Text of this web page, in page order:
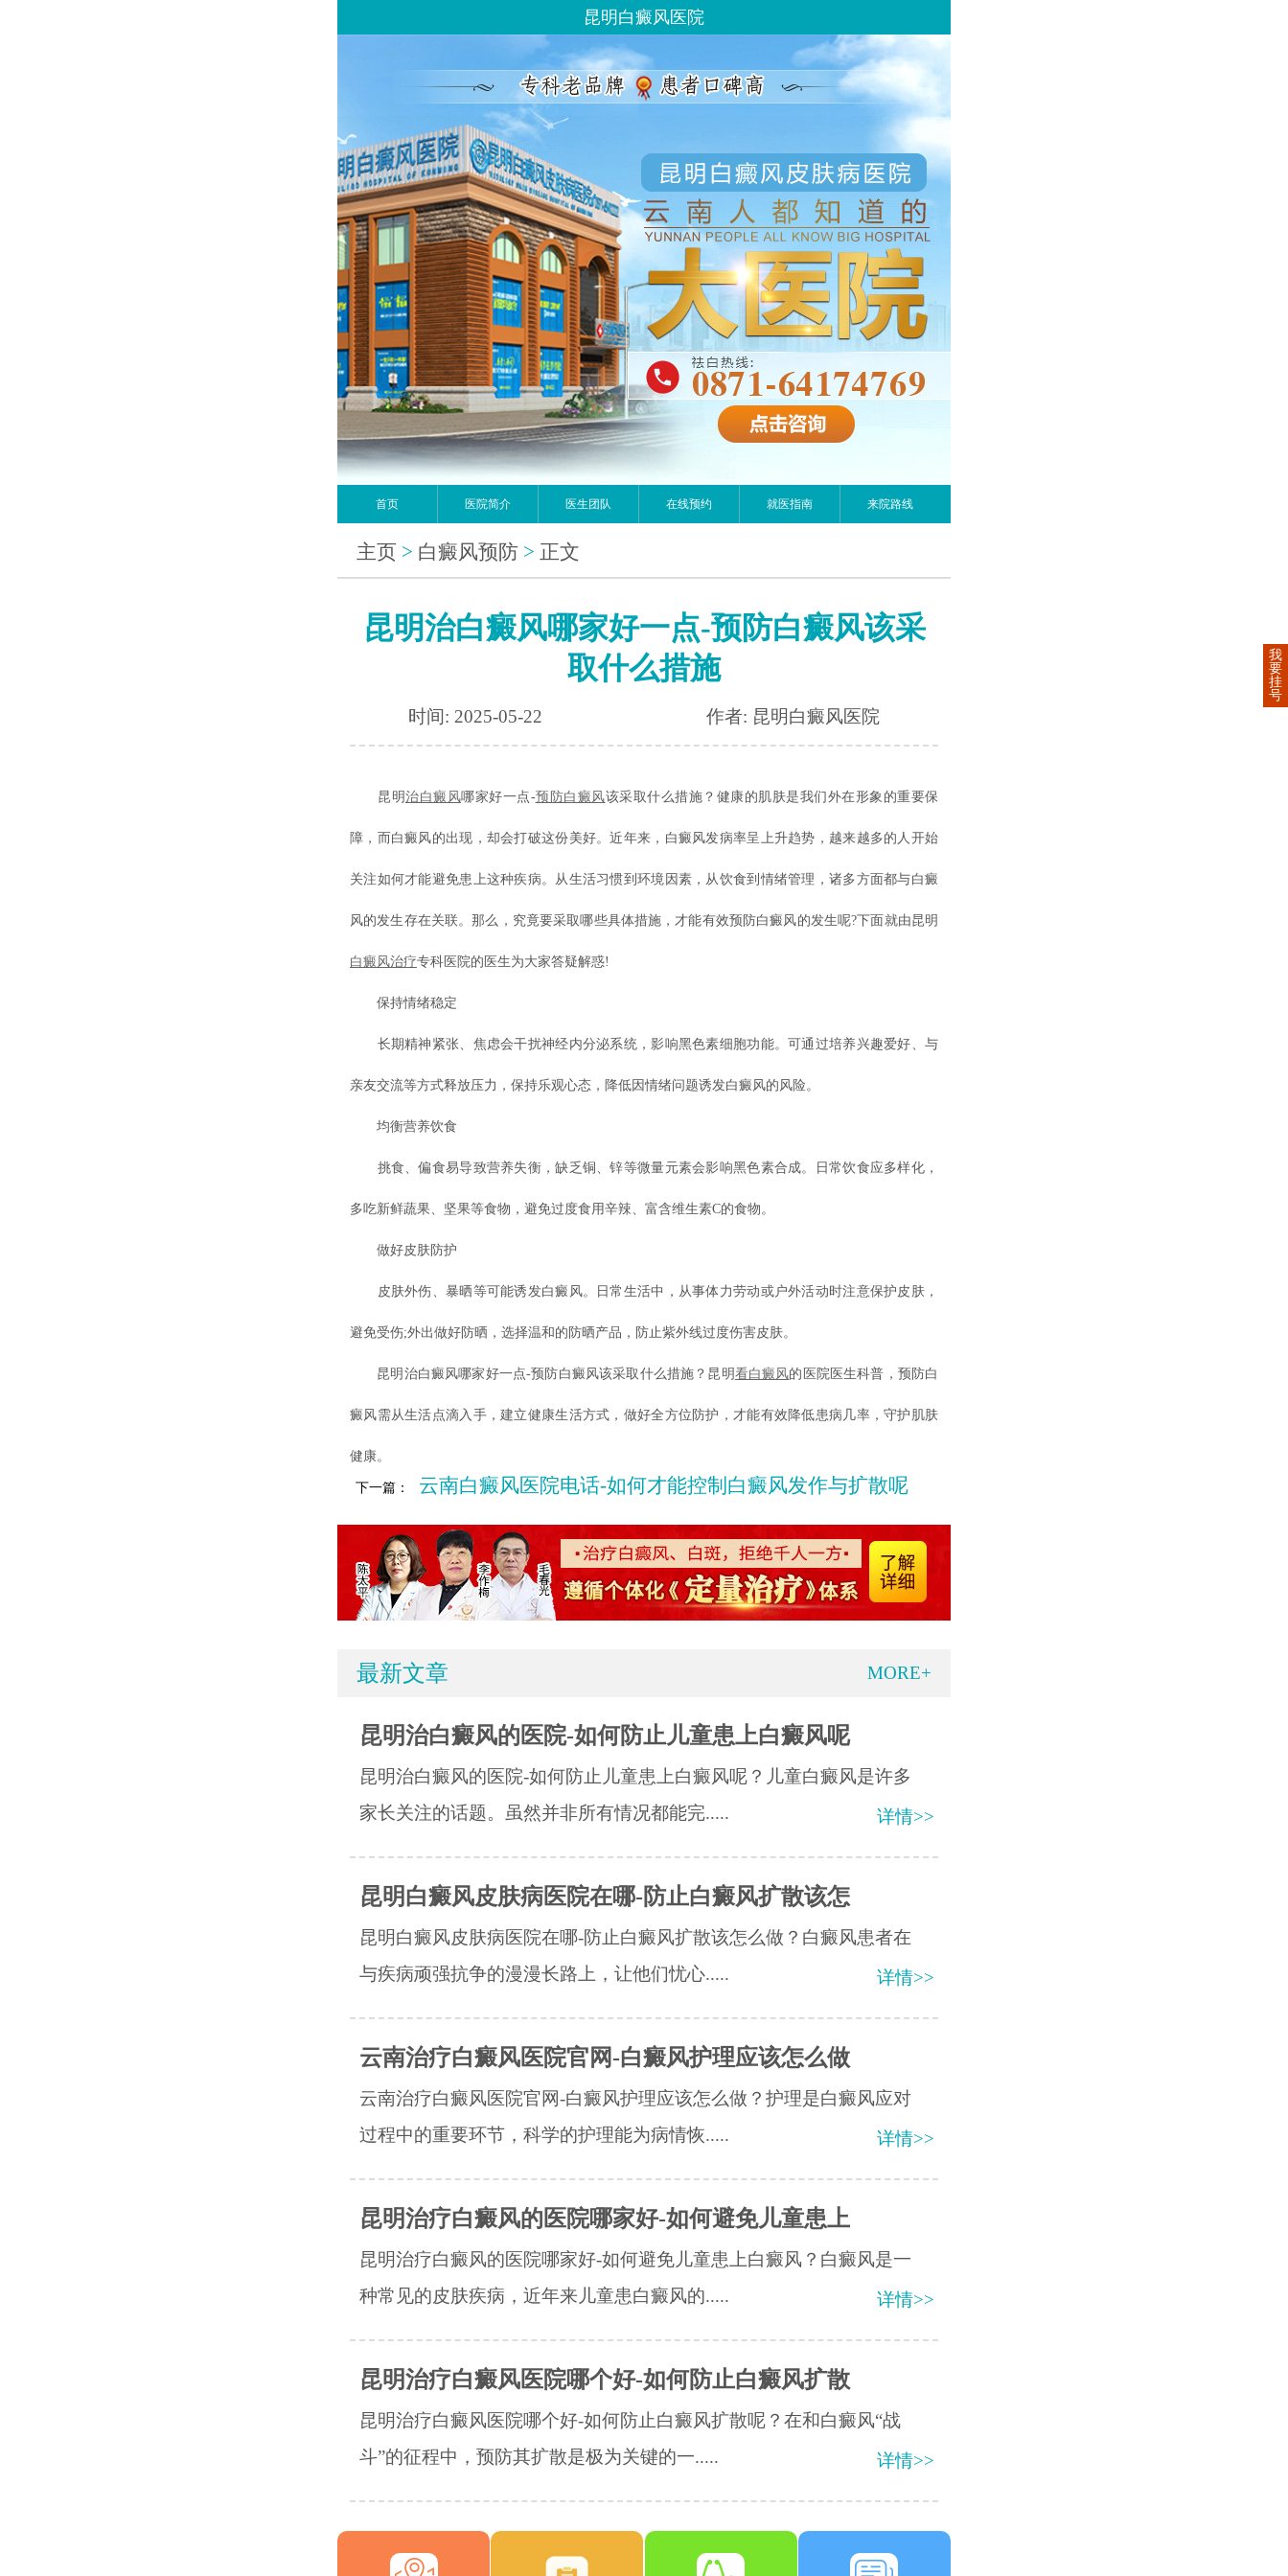
昆明白癜风医院
首页 医院简介 医生团队 在线预约 就医指南 来院路线
主页 > 白癜风预防 > 正文
昆明治白癜风哪家好一点-预防白癜风该采
取什么措施
时间: 2025-05-22 作者: 昆明白癜风医院
昆明治白癜风哪家好一点-预防白癜风该采取什么措施？健康的肌肤是我们外在形象的重要保
障，而白癜风的出现，却会打破这份美好。近年来，白癜风发病率呈上升趋势，越来越多的人开始
关注如何才能避免患上这种疾病。从生活习惯到环境因素，从饮食到情绪管理，诸多方面都与白癜
风的发生存在关联。那么，究竟要采取哪些具体措施，才能有效预防白癜风的发生呢?下面就由昆明
白癜风治疗专科医院的医生为大家答疑解惑!
保持情绪稳定
长期精神紧张、焦虑会干扰神经内分泌系统，影响黑色素细胞功能。可通过培养兴趣爱好、与
亲友交流等方式释放压力，保持乐观心态，降低因情绪问题诱发白癜风的风险。
均衡营养饮食
挑食、偏食易导致营养失衡，缺乏铜、锌等微量元素会影响黑色素合成。日常饮食应多样化，
多吃新鲜蔬果、坚果等食物，避免过度食用辛辣、富含维生素C的食物。
做好皮肤防护
皮肤外伤、暴晒等可能诱发白癜风。日常生活中，从事体力劳动或户外活动时注意保护皮肤，
避免受伤;外出做好防晒，选择温和的防晒产品，防止紫外线过度伤害皮肤。
昆明治白癜风哪家好一点-预防白癜风该采取什么措施？昆明看白癜风的医院医生科普，预防白
癜风需从生活点滴入手，建立健康生活方式，做好全方位防护，才能有效降低患病几率，守护肌肤
健康。
下一篇： 云南白癜风医院电话-如何才能控制白癜风发作与扩散呢
最新文章 MORE+
昆明治白癜风的医院-如何防止儿童患上白癜风呢
昆明治白癜风的医院-如何防止儿童患上白癜风呢？儿童白癜风是许多
家长关注的话题。虽然并非所有情况都能完.....
详情>>
昆明白癜风皮肤病医院在哪-防止白癜风扩散该怎
昆明白癜风皮肤病医院在哪-防止白癜风扩散该怎么做？白癜风患者在
与疾病顽强抗争的漫漫长路上，让他们忧心.....
详情>>
云南治疗白癜风医院官网-白癜风护理应该怎么做
云南治疗白癜风医院官网-白癜风护理应该怎么做？护理是白癜风应对
过程中的重要环节，科学的护理能为病情恢.....
详情>>
昆明治疗白癜风的医院哪家好-如何避免儿童患上
昆明治疗白癜风的医院哪家好-如何避免儿童患上白癜风？白癜风是一
种常见的皮肤疾病，近年来儿童患白癜风的.....
详情>>
昆明治疗白癜风医院哪个好-如何防止白癜风扩散
昆明治疗白癜风医院哪个好-如何防止白癜风扩散呢？在和白癜风“战
斗”的征程中，预防其扩散是极为关键的一.....
详情>>
我
要
挂
号